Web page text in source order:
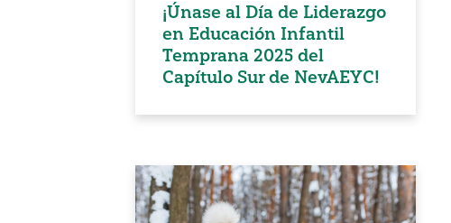
¡Únase al Día de Liderazgo
en Educación Infantil
Temprana 2025 del
Capítulo Sur de NevAEYC!